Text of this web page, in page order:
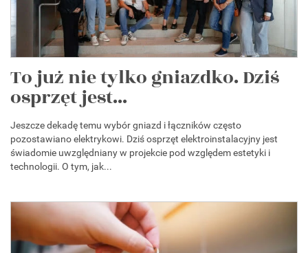
To już nie tylko gniazdko. Dziś
osprzęt jest...
Jeszcze dekadę temu wybór gniazd i łączników często
pozostawiano elektrykowi. Dziś osprzęt elektroinstalacyjny jest
świadomie uwzględniany w projekcie pod względem estetyki i
technologii. O tym, jak...